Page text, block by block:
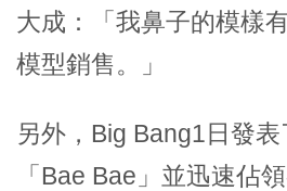
大成：「我鼻子的模樣
模型銷售。」
另外，Big Bang1日發表
「Bae Bae」並迅速佔